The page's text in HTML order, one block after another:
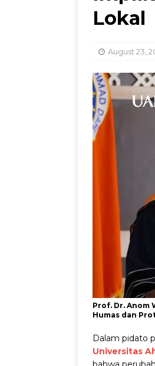
Lokal
August 23,
Prof. Dr. Anom
Humas dan
Dalam pidato
Universitas